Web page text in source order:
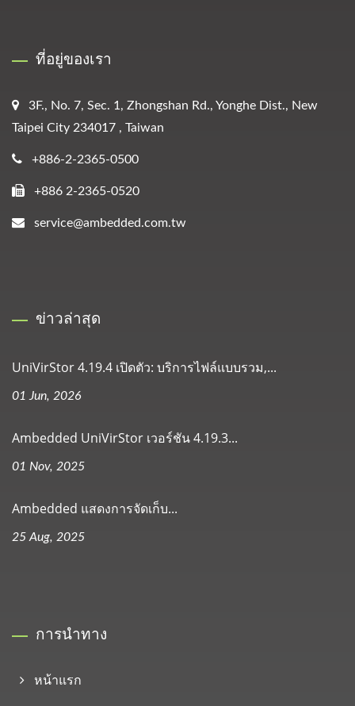
ที่อยู่ของเรา
3F., No. 7, Sec. 1, Zhongshan Rd., Yonghe Dist., New
Taipei City 234017 , Taiwan
+886-2-2365-0500
+886 2-2365-0520
service@ambedded.com.tw
ข่าวล่าสุด
UniVirStor 4.19.4 เปิดตัว: บริการไฟล์แบบรวม,...
01 Jun, 2026
Ambedded UniVirStor เวอร์ชัน 4.19.3...
01 Nov, 2025
Ambedded แสดงการจัดเก็บ...
25 Aug, 2025
การนำทาง
หน้าแรก